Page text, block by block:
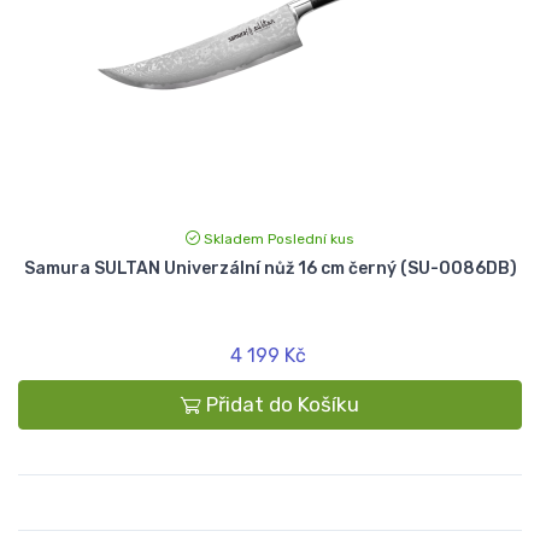
Skladem Poslední kus
Samura SULTAN Univerzální nůž 16 cm černý (SU-0086DB)
4 199 Kč
Přidat do Košíku